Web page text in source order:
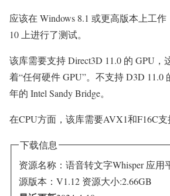
应该在 Windows 8.1 或更高版本上工
10 上进行了测试。
该库需要支持 Direct3D 11.0 的 GPU，
着“任何硬件 GPU”。不支持 D3D 11.0
年的 Intel Sandy Bridge。
在CPU方面，该库需要AVX1和F16C支
下载信息
资源名称：语音转文字Whisper应用
源版本：V1.12 资源大小:2.66GB